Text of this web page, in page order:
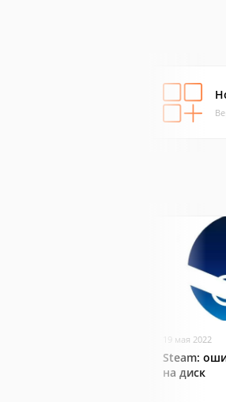
19 мая 2022
Steam:
на диск